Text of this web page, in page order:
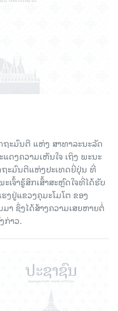
ະມົນຕີ ແຫ່ງ ສາທາລະນະລັດ
ດງຄວາມເຫັນໃຈ ເຖິງ ພະນະ
ຖະມົນຕີແຫ່ງປະເທດຍີ່ປຸ່ນ ທີ່
ເຈົ້າຮູ້ສຶກເສົ້າສະຫຼົດໃຈທີ່ໄດ້ຮັບ
ງຢູ່ແຂວງຄຸມະໂມໂຕ ຂອງ
າ ຊຶ່ງໄດ້ສ້າງຄວາມເສຍຫາຍຕໍ່
ກ່າວ.